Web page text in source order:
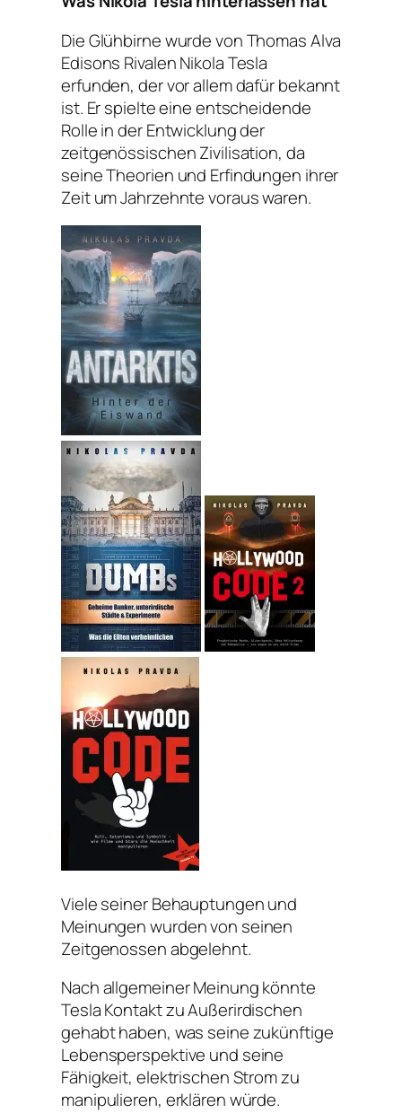
Die Glühbirne wurde von Thomas Alva
Edisons Rivalen Nikola Tesla
erfunden, der vor allem dafür bekannt
ist. Er spielte eine entscheidende
Rolle in der Entwicklung der
zeitgenössischen Zivilisation, da
seine Theorien und Erfindungen ihrer
Zeit um Jahrzehnte voraus waren.
Viele seiner Behauptungen und
Meinungen wurden von seinen
Zeitgenossen abgelehnt.
Nach allgemeiner Meinung könnte
Tesla Kontakt zu Außerirdischen
gehabt haben, was seine zukünftige
Lebensperspektive und seine
Fähigkeit, elektrischen Strom zu
manipulieren, erklären würde.